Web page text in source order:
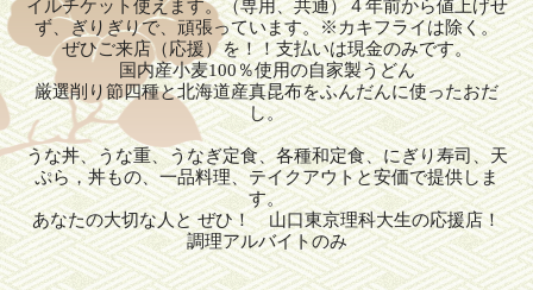
イルチケット使えます。（専用、共通）４年前から値上げせ
ず、ぎりぎりで、頑張っています。※カキフライは除く。
ぜひご来店（応援）を！！支払いは現金のみです。
国内産小麦100％使用の自家製うどん
厳選削り節四種と北海道産真昆布をふんだんに使ったおだ
し。
うな丼、うな重、うなぎ定食、各種和定食、にぎり寿司、天
ぷら，丼もの、一品料理、テイクアウトと安価で提供しま
す。
あなたの大切な人と ぜひ！ 山口東京理科大生の応援店！
調理アルバイトのみ